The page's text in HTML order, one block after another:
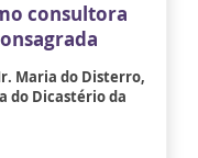
consultora
Maria do Disterro,
do Dicastério da